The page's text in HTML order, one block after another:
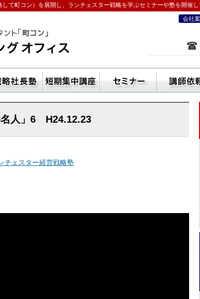
て町コン）を展開し、ランチェスター戦略を学ぶセミナーや塾を開催し
ら五十嵐コンサルティングオフ
会社
独立起業塾 戦略社長塾東京・（ランチェスター経営
短期集中講座 セミ
名人」6 H24.12.23
チェスター経営戦略塾